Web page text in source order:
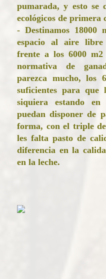
pumarada, y esto se
ecológicos de primera
- Destinamos 18000
espacio al aire
frente a los 6000
normativa de
parezca mucho, los
suficientes para que
siquiera estando
puedan disponer de
forma, con el triple
les falta pasto de
diferencia en la
en la leche.